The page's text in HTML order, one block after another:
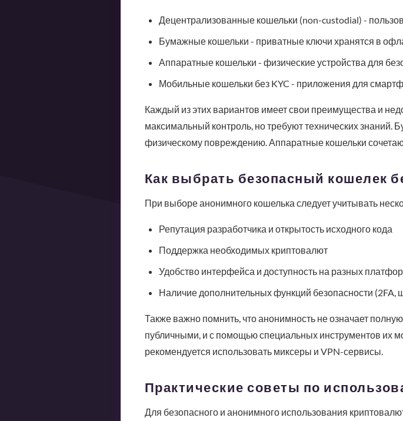
Децентрализованные кошельки (non-custodial) -
Бумажные кошельки - приватные ключи хранятся в
Аппаратные кошельки - физические устройства для
Мобильные кошельки без KYC - приложения для
Каждый из этих вариантов имеет свои преимущества и
максимальный контроль, но требуют технических
физическому повреждению. Аппаратные кошельки
Как выбрать безопасный кошелек
При выборе анонимного кошелька следует учитывать
Репутация разработчика и открытость исходного кода
Поддержка необходимых криптовалют
Удобство интерфейса и доступность на разных
Наличие дополнительных функций безопасности
Также важно помнить, что анонимность не означает
публичными, и с помощью специальных инструментов их
рекомендуется использовать миксеры и VPN-сервисы.
Практические советы по
Для безопасного и анонимного использования